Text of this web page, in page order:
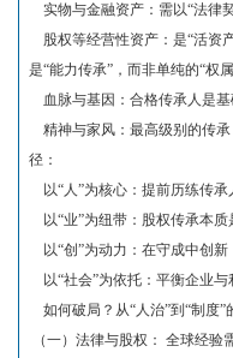
实物与金融资产：需以“法律
股权等经营性资产：是“活资
是“能力传承”，而非单纯的“权属
血脉与基因：合格传承人是基
精神与家风：最高级别的传承
径：
以“人”为核心：提前历练传承
以“业”为纽带：股权传承本质
以“创”为动力：在守成中创新
以“社会”为依托：平衡企业与
如何破局？从“人治”到“制度”
（一）法律与股权： 全球经验